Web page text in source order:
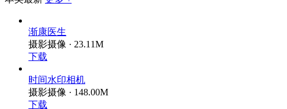
渐康医生
摄影摄像 · 23.11M
下载
时间水印相机